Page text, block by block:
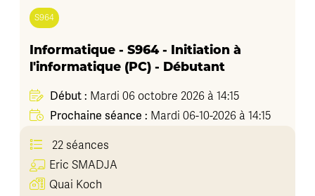
S964
Informatique - S964 - Initiation à
l'informatique (PC) - Débutant
Début : Mardi 06 octobre 2026 à 14:15
Prochaine séance : Mardi 06-10-2026 à 14:15
22 séances
Eric SMADJA
Quai Koch